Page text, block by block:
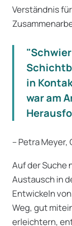
Verständnis
in
war am
– Petra
Auf der Suche
Austausch in
Entwickeln
Weg, gut
erleichtern,